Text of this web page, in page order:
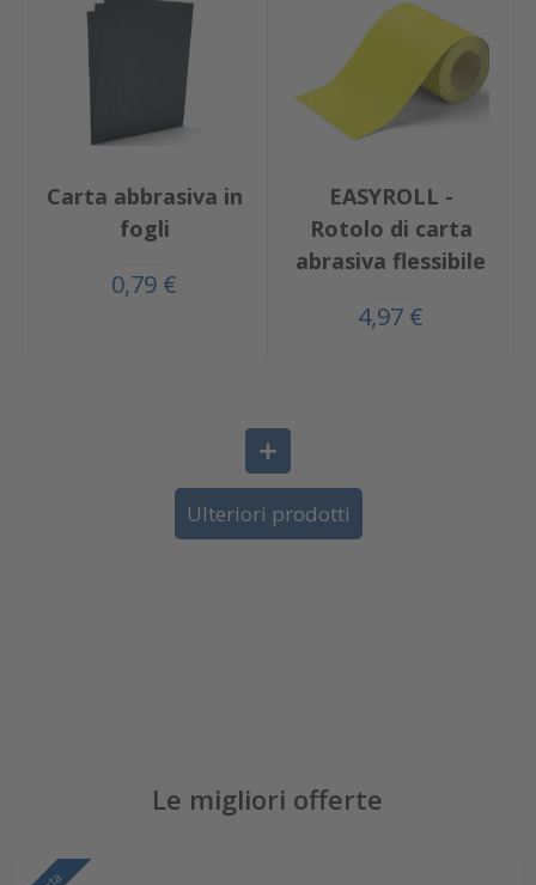
Carta abbrasiva in
fogli
0,79 €
EASYROLL -
Rotolo di carta
abrasiva flessibile
4,97 €
Ulteriori prodotti
Le migliori offerte